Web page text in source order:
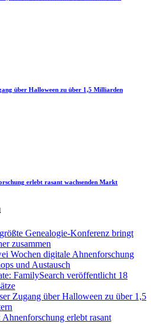
über Halloween zu über 1,5 Milliarden
erlebt rasant wachsenden Markt
Genealogie-Konferenz bringt
zusammen
Wochen digitale Ahnenforschung
und Austausch
FamilySearch veröffentlicht 18
Zugang über Halloween zu über 1,5
erlebt rasant